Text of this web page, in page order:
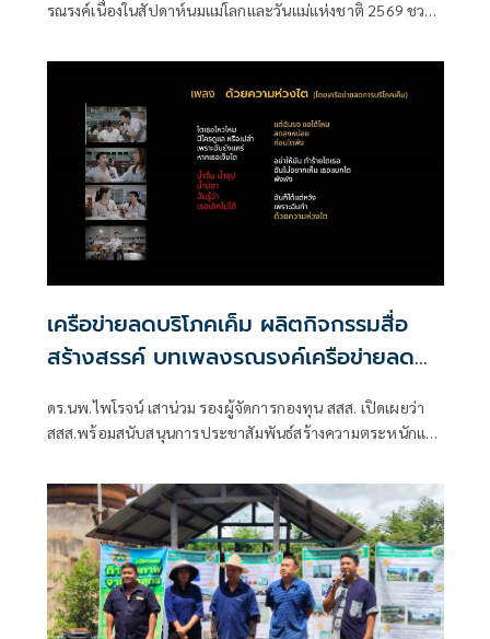
รณรงค์เนื่องในสัปดาห์นมแม่โลกและวันแม่แห่งชาติ 2569 ชวน
แรกเพื่อสร้างรากฐานเด็กไทย
เครือข่ายลดบริโภคเค็ม ผลิตกิจกรรมสื่อ
สร้างสรรค์ บทเพลงรณรงค์เครือข่ายลด
ดร.นพ.ไพโรจน์ เสาน่วม รองผู้จัดการกองทุน สสส. เปิดเผยว่า
สสส.พร้อมสนับสนุนการประชาสัมพันธ์สร้างความตระหนักและ